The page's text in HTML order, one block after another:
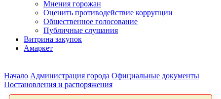
Мнения горожан
Оценить противодействие коррупции
Общественное голосование
Публичные слушания
Витрина закупок
Амаркет
Начало Администрация города Официальные документы
Постановления и распоряжения